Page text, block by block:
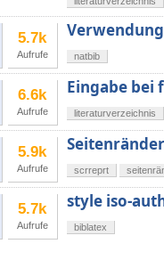
5.7k
Aufrufe natbib
6.6k
Aufrufe
Eingabe bei
literaturverzeichnis
5.9k
Aufrufe scrreprt
5.7k
Aufrufe
style iso-
biblatex